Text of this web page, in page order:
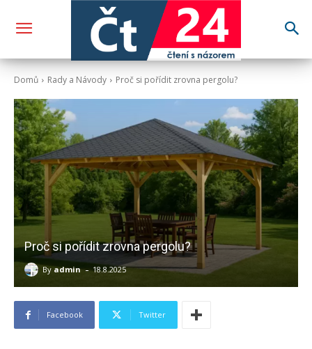
Domů Rady a Návody Proč si pořídit zrovna pergolu?
Proč si pořídit zrovna pergolu?
By admin - 18.8.2025
Facebook Twitter